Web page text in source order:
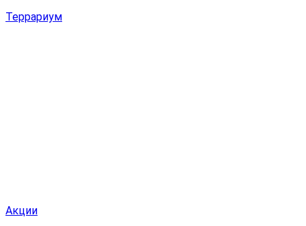
Террариум
Акции